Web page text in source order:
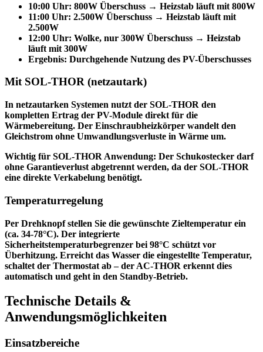
10:00 Uhr: 800W Überschuss → Heizstab läuft mit 800W
11:00 Uhr: 2.500W Überschuss → Heizstab läuft mit
2.500W
12:00 Uhr: Wolke, nur 300W Überschuss → Heizstab
läuft mit 300W
Ergebnis: Durchgehende Nutzung des PV-Überschusses
Mit SOL-THOR (netzautark)
In netzautarken Systemen nutzt der SOL-THOR den
kompletten Ertrag der PV-Module direkt für die
Wärmebereitung. Der Einschraubheizkörper wandelt den
Gleichstrom ohne Umwandlungsverluste in Wärme um.
Wichtig für SOL-THOR Anwendung: Der Schukostecker darf
ohne Garantieverlust abgetrennt werden, da der SOL-THOR
eine direkte Verkabelung benötigt.
Temperaturregelung
Per Drehknopf stellen Sie die gewünschte Zieltemperatur ein
(ca. 34-78°C). Der integrierte
Sicherheitstemperaturbegrenzer bei 98°C schützt vor
Überhitzung. Erreicht das Wasser die eingestellte Temperatur,
schaltet der Thermostat ab – der AC-THOR erkennt dies
automatisch und geht in den Standby-Betrieb.
Technische Details &
Anwendungsmöglichkeiten
Einsatzbereiche